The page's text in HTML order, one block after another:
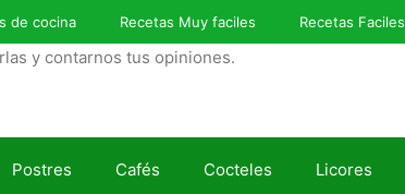
de cocina Recetas Muy faciles Recetas Faciles
y contarnos tus opiniones.
Postres Cafés Cocteles Licores